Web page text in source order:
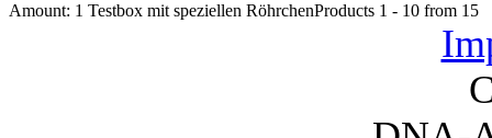
Amount: 1 Testbox mit speziellen RöhrchenProducts 1 - 10 from 15